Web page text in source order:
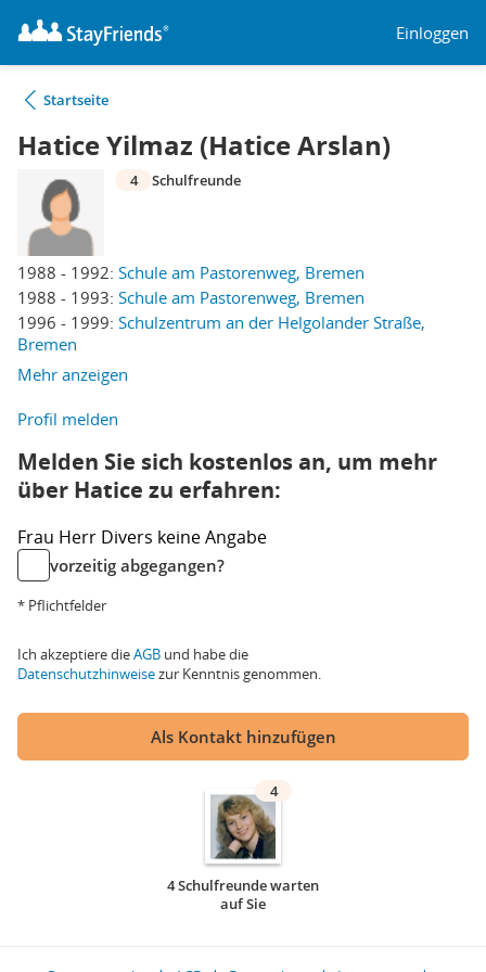
Einloggen
Startseite
Hatice Yilmaz (Hatice Arslan)
1988 - 1992: Schule am Pastorenweg, Bremen
1988 - 1993: Schule am Pastorenweg, Bremen
1996 - 1999: Schulzentrum an der Helgolander Straße,
Bremen
Mehr anzeigen
4 Schulfreunde
Profil melden
Melden Sie sich kostenlos an, um mehr
über Hatice zu erfahren:
Frau Herr Divers keine Angabe
vorzeitig abgegangen?
* Pflichtfelder
Ich akzeptiere dieAGB und habe die
Datenschutzhinweisezur Kenntnis genommen.
Als Kontakt hinzufügen
4
4 Schulfreunde warten
auf Sie